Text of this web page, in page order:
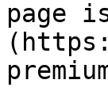
page